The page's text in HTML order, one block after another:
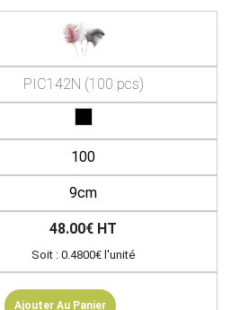
PIC142N (100 pcs)
100
9cm
48.00€ HT
Soit : 0.4800€ l'unité
Ajouter Au Panier